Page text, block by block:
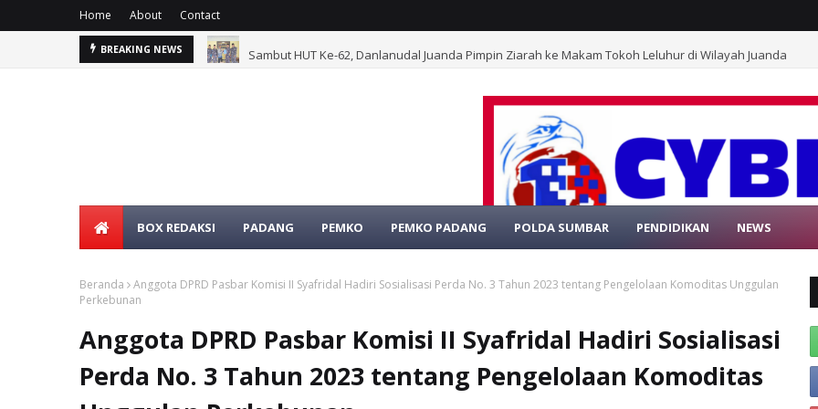
Home About Contact
BREAKING NEWS Sambut HUT Ke-62, Danlanudal Juanda Pimpin Ziarah ke Makam Tokoh Leluhur di Wilayah Juanda
SELAMAT
BOX REDAKSI PADANG PEMKO PEMKO PADANG POLDA SUMBAR PENDIDIKAN NEWS
Beranda
Anggota DPRD Pasbar Komisi II Syafridal Hadiri Sosialisasi Perda No. 3 Tahun 2023 tentang Pengelolaan Komoditas Unggulan
Perkebunan
Anggota DPRD Pasbar Komisi II Syafridal Hadiri Sosialisasi
Perda No. 3 Tahun 2023 tentang Pengelolaan Komoditas